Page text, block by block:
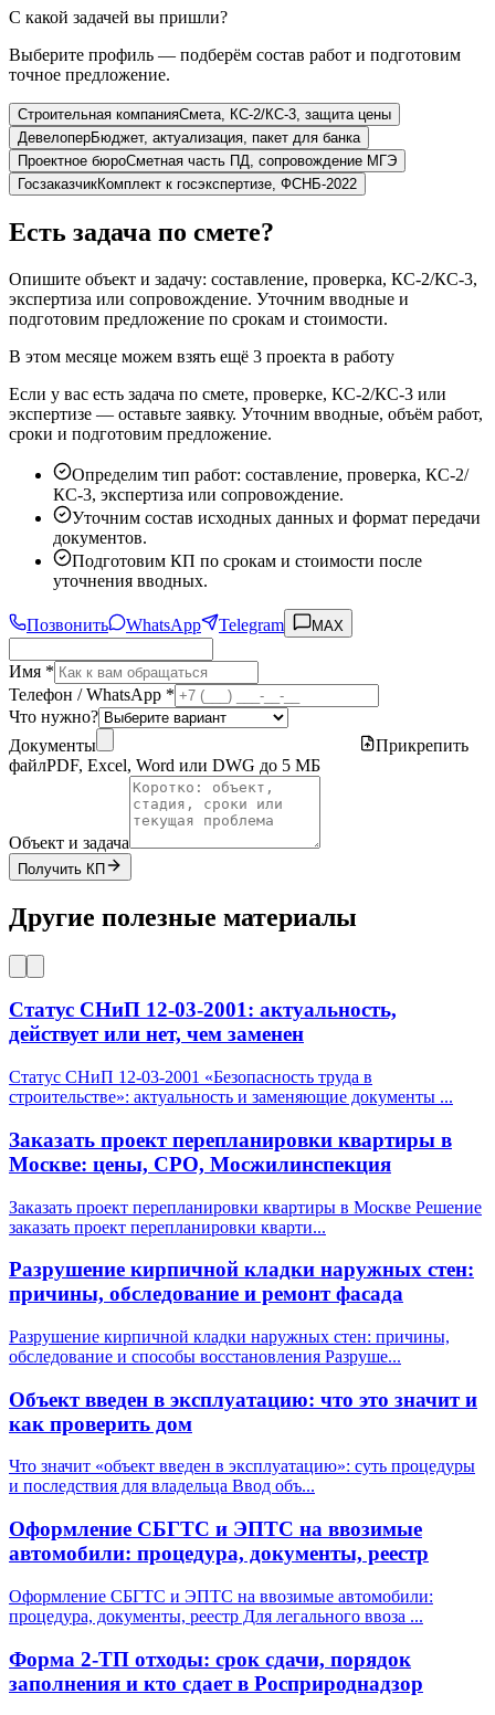
С какой задачей вы пришли?
Выберите профиль — подберём состав работ и подготовим
точное предложение.
Строительная компанияСмета, КС-2/КС-3, защита цены
ДевелоперБюджет, актуализация, пакет для банка
Проектное бюроСметная часть ПД, сопровождение МГЭ
ГосзаказчикКомплект к госэкспертизе, ФСНБ-2022
Есть задача по смете?
Опишите объект и задачу: составление, проверка, КС-2/КС-3,
экспертиза или сопровождение. Уточним вводные и
подготовим предложение по срокам и стоимости.
В этом месяце можем взять ещё 3 проекта в работу
Если у вас есть задача по смете, проверке, КС-2/КС-3 или
экспертизе — оставьте заявку. Уточним вводные, объём работ,
сроки и подготовим предложение.
Определим тип работ: составление, проверка, КС-2/
КС-3, экспертиза или сопровождение.
Уточним состав исходных данных и формат передачи
документов.
Подготовим КП по срокам и стоимости после
уточнения вводных.
Позвонить WhatsApp Telegram MAX
Имя *
Телефон / WhatsApp *
Что нужно?
Документы
Прикрепить
файлPDF, Excel, Word или DWG до 5 МБ
Объект и задача
Получить КП
Другие полезные материалы
Статус СНиП 12-03-2001: актуальность,
действует или нет, чем заменен
Статус СНиП 12-03-2001 «Безопасность труда в
строительстве»: актуальность и заменяющие документы ...
Заказать проект перепланировки квартиры в
Москве: цены, СРО, Мосжилинспекция
Заказать проект перепланировки квартиры в Москве Решение
заказать проект перепланировки кварти...
Разрушение кирпичной кладки наружных стен:
причины, обследование и ремонт фасада
Разрушение кирпичной кладки наружных стен: причины,
обследование и способы восстановления Разруше...
Объект введен в эксплуатацию: что это значит и
как проверить дом
Что значит «объект введен в эксплуатацию»: суть процедуры
и последствия для владельца Ввод объ...
Оформление СБГТС и ЭПТС на ввозимые
автомобили: процедура, документы, реестр
Оформление СБГТС и ЭПТС на ввозимые автомобили:
процедура, документы, реестр Для легального ввоза ...
Форма 2-ТП отходы: срок сдачи, порядок
заполнения и кто сдает в Росприроднадзор